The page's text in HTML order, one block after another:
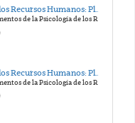
Psicología de los Recursos Humanos: Planificación, Selección y Promoción. Edurne Martínez